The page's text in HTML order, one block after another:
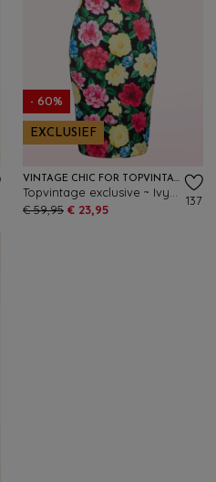
- 60%
EXCLUSIEF
VINTAGE CHIC FOR TOPVINTAGE
€ 59,95 € 23,95
137